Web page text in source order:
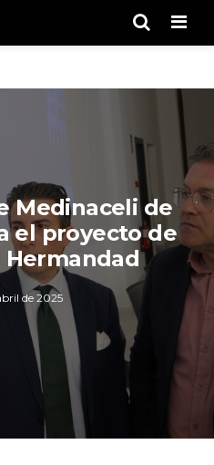
Medinaceli de
el proyecto de
Hermandad
de 2025